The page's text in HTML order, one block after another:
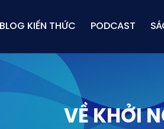
BLOG KIẾN THỨC PODCAST
VỀ KHỞI